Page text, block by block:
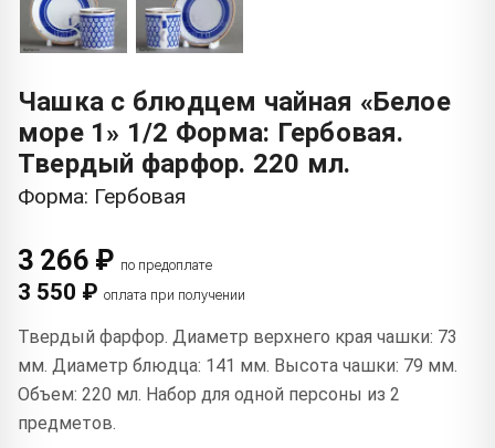
Чашка с блюдцем чайная «Белое
море 1» 1/2 Форма: Гербовая.
Твердый фарфор. 220 мл.
Форма: Гербовая
3 266 ₽ по предоплате
3 550 ₽ оплата при получении
Твердый фарфор. Диаметр верхнего края чашки: 73
мм. Диаметр блюдца: 141 мм. Высота чашки: 79 мм.
Объем: 220 мл. Набор для одной персоны из 2
предметов.